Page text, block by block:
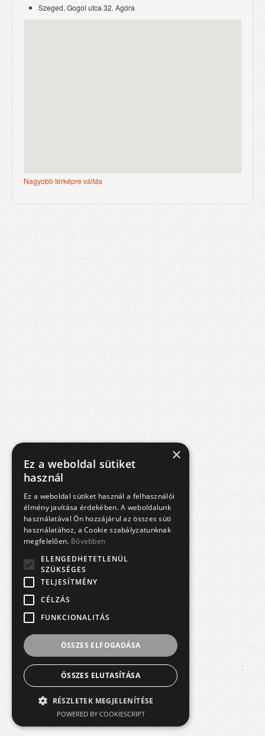
Szeged, Gogol utca 32. Agóra
Nagyobb térképre váltás
×
Ez a weboldal sütiket
használ
Ez a weboldal sütiket használ a felhasználói
élmény javítása érdekében. A weboldalunk
használatával Ön hozzájárul az összes süti
használatához, a Cookie szabályzatunknak
megfelelően. Bővebben
ELENGEDHETETLENÜL
SZÜKSÉGES
TELJESÍTMÉNY
CÉLZÁS
FUNKCIONALITÁS
ÖSSZES ELFOGADÁSA
ÖSSZES ELUTASÍTÁSA
RÉSZLETEK MEGJELENÍTÉSE
POWERED BY COOKIESCRIPT